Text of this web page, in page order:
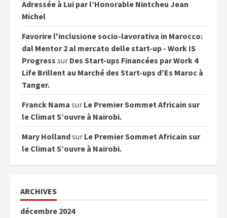
Adressée à Lui par l’Honorable Nintcheu Jean
Michel
Favorire l'inclusione socio-lavorativa in Marocco:
dal Mentor 2 al mercato delle start-up - Work IS
Progress sur Des Start-ups Financées par Work 4
Life Brillent au Marché des Start-ups d’Es Maroc à
Tanger.
Franck Nama sur Le Premier Sommet Africain sur
le Climat S’ouvre à Nairobi.
Mary Hollandsur Le Premier Sommet Africain sur
le Climat S’ouvre à Nairobi.
ARCHIVES
décembre 2024